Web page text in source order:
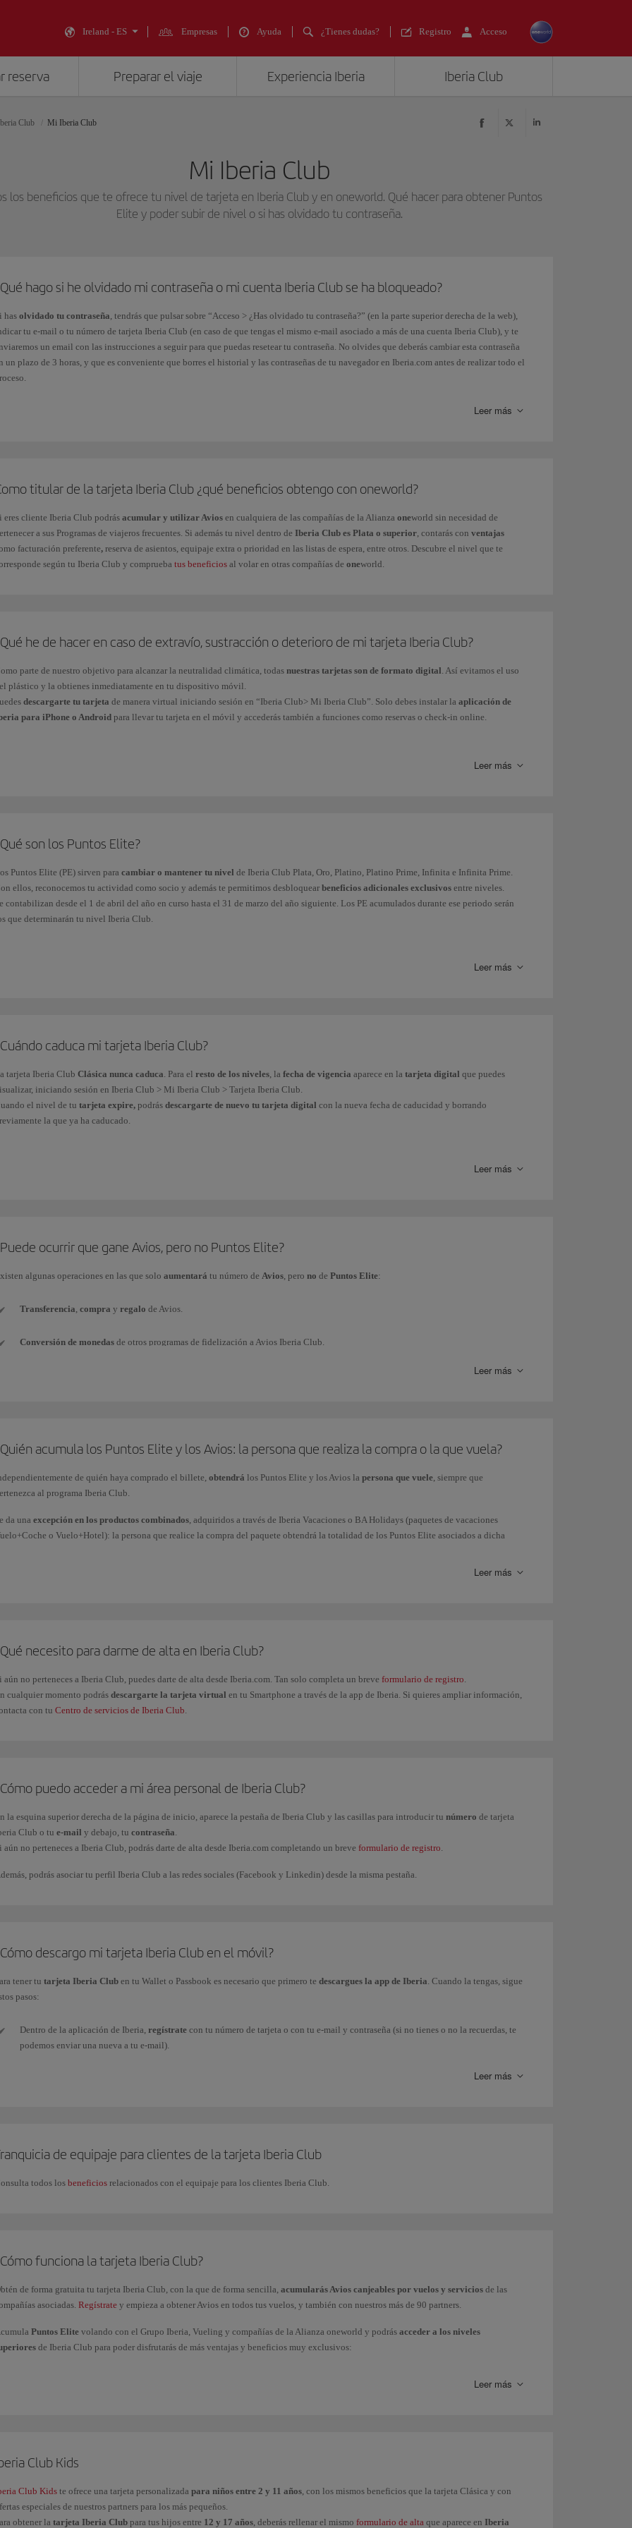
Ireland - ES Empresas Ayuda ¿Tienes dudas? Registro Acceso
reserva Preparar el viaje Experiencia Iberia Iberia Club
Iberia Club Mi Iberia Club
Mi Iberia Club
los beneficios que te ofrece tu nivel de tarjeta en Iberia Club y en oneworld. Qué hacer para obtener Puntos
Elite y poder subir de nivel o si has olvidado tu contraseña.
hago si he olvidado mi contraseña o mi cuenta Iberia Club se ha bloqueado?
has olvidado tu contraseña, tendrás que pulsar sobre “Acceso > ¿Has olvidado tu contraseña?” (en la parte superior derecha de la web),
tu e-mail o tu número de tarjeta Iberia Club (en caso de que tengas el mismo e-mail asociado a más de una cuenta Iberia Club), y te
un email con las instrucciones a seguir para que puedas resetear tu contraseña. No olvides que deberás cambiar esta contraseña
un plazo de 3 horas, y que es conveniente que borres el historial y las contraseñas de tu navegador en Iberia.com antes de realizar todo el
, deberás seguir las indicaciones que te proporciona el mismo sistema al introducirlo. Recuerda que
tarjeta Iberia Club no requiere reactivación, ni siquiera en periodos de inactividad.
Leer más
titular de la tarjeta Iberia Club ¿qué beneficios obtengo con oneworld?
eres cliente Iberia Club podrásacumular y utilizar Avios en cualquiera de las compañías de la Alianza oneworld sin necesidad de
a sus Programas de viajeros frecuentes. Si además tu nivel dentro de Iberia Club es Plata o superior, contarás con ventajas
facturación preferente, reserva de asientos, equipaje extra o prioridad en las listas de espera, entre otros. Descubre el nivel que te
según tu Iberia Club y comprueba tus beneficios al volar en otras compañías de oneworld.
he de hacer en caso de extravío, sustracción o deterioro de mi tarjeta Iberia Club?
parte de nuestro objetivo para alcanzar la neutralidad climática, todas nuestras tarjetas son de formato digital. Así evitamos el uso
plástico y la obtienes inmediatamente en tu dispositivo móvil.
descargarte tu tarjeta de manera virtual iniciando sesión en “Iberia Club> Mi Iberia Club”. Solo debes instalar la aplicación de
para iPhone o Android para llevar tu tarjeta en el móvil y accederás también a funciones como reservas o check-in online.
Leer más
son los Puntos Elite?
Puntos Elite (PE) sirven para cambiar o mantener tu nivel de Iberia Club Plata, Oro, Platino, Platino Prime, Infinita e Infinita Prime.
ellos, reconocemos tu actividad como socio y además te permitimos desbloquear beneficios adicionales exclusivos entre niveles.
contabilizan desde el 1 de abril del año en curso hasta el 31 de marzo del año siguiente. Los PE acumulados durante ese periodo serán
que determinarán tu nivel Iberia Club.
obtención de Puntos Elite
En tu día a día, a través de más de90 marcas asociadas
Puedes consultar tus Puntos Elite acumulados desde tu área privada Mi Iberia Club > Avios.
no se pueden comprar, regalar o transferir se obtienen al adquirir
Leer más
caduca mi tarjeta Iberia Club?
tarjeta Iberia Club Clásica nunca caduca. Para el resto de los niveles, la fecha de vigencia aparece en la tarjeta digital que puedes
iniciando sesión en Iberia Club > Mi Iberia Club > Tarjeta Iberia Club.
el nivel de tu tarjeta expire, podrás descargarte de nuevo tu tarjeta digital con la nueva fecha de caducidad y borrando
la que ya ha caducado.
Leer más
ocurrir que gane Avios, pero no Puntos Elite?
algunas operaciones en las que solo aumentará tu número de Avios, pero no de Puntos Elite:
Transferencia, compra y regalo de Avios.
Conversión de monedas de otros programas de fidelización a Avios Iberia Club.
Avios obtenidos como premio en competiciones o sorteos (por ganar, o por participar).
Avios decortesía como compensación por alguna incidencia.
programa tienen su propia normativa. La política de obtención de Puntos Elite por Avios ganados solo aplica a las compras realizadas a
Leer más
acumula los Puntos Elite y los Avios: la persona que realiza la compra o la que vuela?
de quién haya comprado el billete, obtendrá los Puntos Elite y los Avios la persona que vuele, siempre que
al programa Iberia Club.
da una excepción en los productos combinados, adquiridos a través de Iberia Vacaciones o BA Holidays (paquetes de vacaciones
o Vuelo+Hotel): la persona que realice la compra del paquete obtendrá la totalidad de los Puntos Elite asociados a dicha
Leer más
necesito para darme de alta en Iberia Club?
aún no perteneces a Iberia Club, puedes darte de alta desde Iberia.com. Tan solo completa un breve formulario de registro.
cualquier momento podrás descargarte la tarjeta virtual en tu Smartphone a través de la app de Iberia. Si quieres ampliar información,
con tu Centro de servicios de Iberia Club.
puedo acceder a mi área personal de Iberia Club?
la esquina superior derecha de la página de inicio, aparece la pestaña de Iberia Club y las casillas para introducir tu número de tarjeta
Club o tu e-mail y debajo, tu contraseña.
aún no perteneces a Iberia Club, podrás darte de alta desde Iberia.com completando un breve formulario de registro.
podrás asociar tu perfil Iberia Club a las redes sociales (Facebook y Linkedin) desde la misma pestaña.
descargo mi tarjeta Iberia Club en el móvil?
tener tu tarjeta Iberia Club en tu Wallet o Passbook es necesario que primero te descargues la app de Iberia. Cuando la tengas, sigue
pasos:
Dentro de la aplicación de Iberia, regístrate con tu número de tarjeta o con tu e-mail y contraseña (si no tienes o no la recuerdas, te
podemos enviar una nueva a tu e-mail).
Ya podemos salir de la appde Iberia y acceder a la app deWallet(o app instalada), de manera que puedas mostrar la tarjeta ante
Leer más
de equipaje para clientes de la tarjeta Iberia Club
todos losbeneficios relacionados con el equipaje para los clientes Iberia Club.
funciona la tarjeta Iberia Club?
de forma gratuita tu tarjeta Iberia Club, con la que de forma sencilla, acumularás Avios canjeables por vuelos y servicios de las
asociadas. Regístrate y empieza a obtener Avios en todos tus vuelos, y también con nuestros más de 90 partners.
Puntos Elite volando con el Grupo Iberia, Vueling y compañías de la Alianza oneworld y podrás acceder a los niveles
de Iberia Club para poder disfrutarás de más ventajas y beneficios muy exclusivos:
Platino Prime
Infinita
Infinita Prime
Leer más
Club Kids
Club Kidste ofrece una tarjeta personalizada para niños entre 2 y 11 años, con los mismos beneficios que la tarjeta Clásica y con
especiales de nuestros partners para los más pequeños.
obtener la tarjeta Iberia Club para tus hijos entre 12 y 17 años, deberás rellenar el mismo formulario de alta que aparece en Iberia